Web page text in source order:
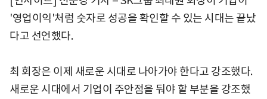
'영업이익'처럼 숫자로 성공을 확인할 수 있는 시대는 끝났
다고 선언했다.
최 회장은 이제 새로운 시대로 나아가야 한다고 강조했다.
새로운 시대에서 기업이 주안점을 둬야 할 부분을 강조했